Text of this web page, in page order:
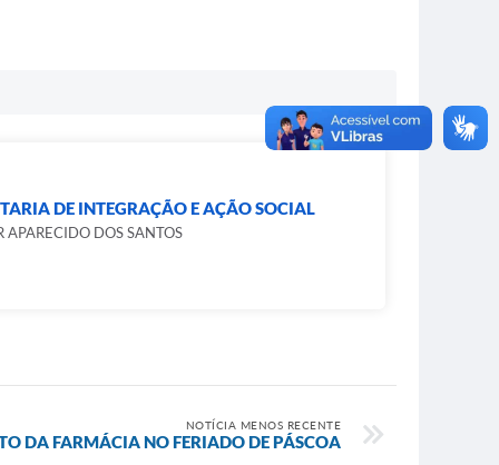
DE INTEGRAÇÃO E AÇÃO SOCIAL
APARECIDO DOS SANTOS
NOTÍCIA MENOS RECENTE
DA FARMÁCIA NO FERIADO DE PÁSCOA